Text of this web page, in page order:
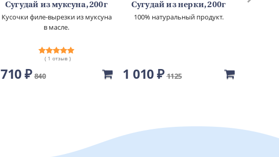
Сугудай из муксуна, 200г
Кусочки филе-вырезки из муксуна
в масле.
( 1 отзыв )
710 ₽ 840
Сугудай из нерки, 200г
100% натуральный продукт.
1 010 ₽ 1125